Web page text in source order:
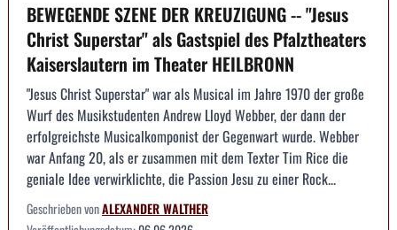
BEWEGENDE SZENE DER KREUZIGUNG -- "Jesus
Christ Superstar" als Gastspiel des Pfalztheaters
Kaiserslautern im Theater HEILBRONN
"Jesus Christ Superstar" war als Musical im Jahre 1970 der große
Wurf des Musikstudenten Andrew Lloyd Webber, der dann der
erfolgreichste Musicalkomponist der Gegenwart wurde. Webber
war Anfang 20, als er zusammen mit dem Texter Tim Rice die
geniale Idee verwirklichte, die Passion Jesu zu einer Rock...
Geschrieben vonALEXANDER WALTHER